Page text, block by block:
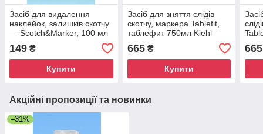
Засіб для видалення
наклейок, залишків скотчу
— Scotch&Marker, 100 мл
149 ₴
Купити
Засіб для зняття слідів
скотчу, маркера Tablefit,
таблефит 750мл Kiehl
665₴
Купити
Kiehl
665
Акційні пропозиції та новинки
–31%